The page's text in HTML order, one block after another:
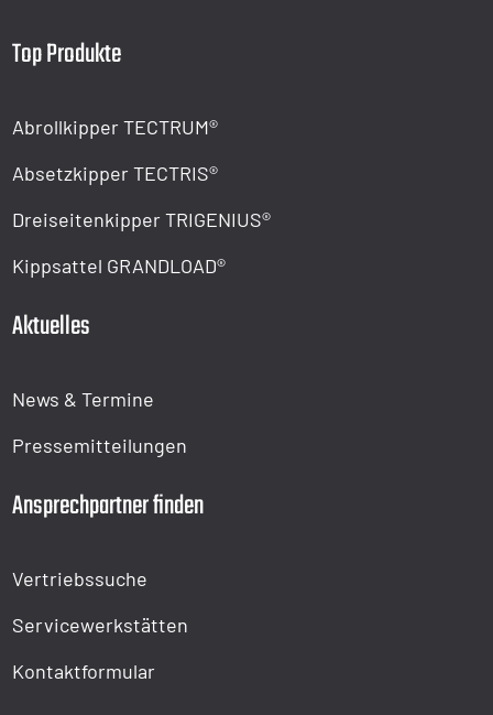
Top Produkte
Abrollkipper TECTRUM®
Absetzkipper TECTRIS®
Dreiseitenkipper TRIGENIUS®
Kippsattel GRANDLOAD®
Aktuelles
News & Termine
Pressemitteilungen
Ansprechpartner finden
Vertriebssuche
Servicewerkstätten
Kontaktformular